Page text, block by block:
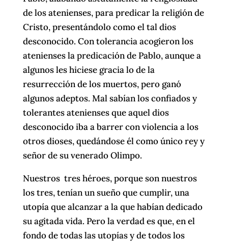
de los atenienses, para predicar la religión de
Cristo, presentándolo como el tal dios
desconocido. Con tolerancia acogieron los
atenienses la predicación de Pablo, aunque a
algunos les hiciese gracia lo de la
resurrección de los muertos, pero ganó
algunos adeptos. Mal sabían los confiados y
tolerantes atenienses que aquel dios
desconocido iba a barrer con violencia a los
otros dioses, quedándose él como único rey y
señor de su venerado Olimpo.
Nuestros tres héroes, porque son nuestros
los tres, tenían un sueño que cumplir, una
utopía que alcanzar a la que habían dedicado
su agitada vida. Pero la verdad es que, en el
fondo de todas las utopías y de todos los